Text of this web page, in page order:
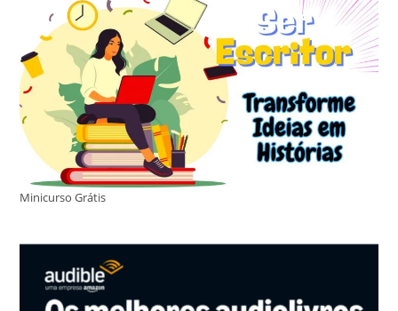
Minicurso Grátis